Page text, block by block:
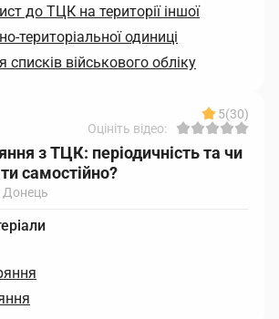
до ТЦК на території іншої
територіальної одиниці
списків військового обліку
5(30)
Оцініть відео:
з ТЦК: періодичність та чи
самостійно?
Донець